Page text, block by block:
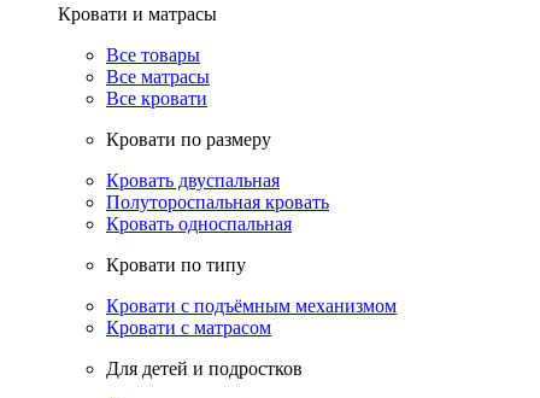
Кровати и матрасы
Все товары
Все матрасы
Все кровати
Кровати по размеру
Кровать двуспальная
Полутороспальная кровать
Кровать односпальная
Кровати по типу
Кровати с подъёмным механизмом
Кровати с матрасом
Для детей и подростков